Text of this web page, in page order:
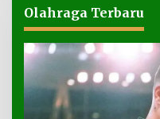
Olahraga Terbaru